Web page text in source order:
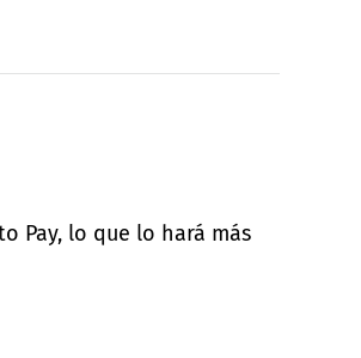
Pay, lo que lo hará más